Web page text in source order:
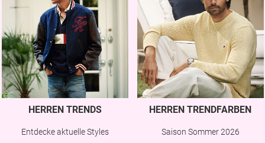
HERREN TRENDS
Entdecke aktuelle Styles
HERREN TRENDFARBEN
Saison Sommer 2026